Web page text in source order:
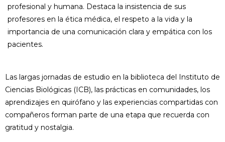
profesional y humana. Destaca la insistencia de sus
profesores en la ética médica, el respeto a la vida y la
importancia de una comunicación clara y empática con los
pacientes.
Las largas jornadas de estudio en la biblioteca del Instituto de
Ciencias Biológicas (ICB), las prácticas en comunidades, los
aprendizajes en quirófano y las experiencias compartidas con
compañeros forman parte de una etapa que recuerda con
gratitud y nostalgia.